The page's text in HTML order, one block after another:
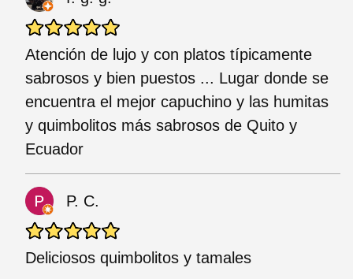
Atención de lujo y con platos típicamente
sabrosos y bien puestos ... Lugar donde se
encuentra el mejor capuchino y las humitas
y quimbolitos más sabrosos de Quito y
Ecuador
P. C.
Deliciosos quimbolitos y tamales